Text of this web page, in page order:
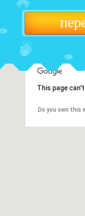
This page
Do you own this